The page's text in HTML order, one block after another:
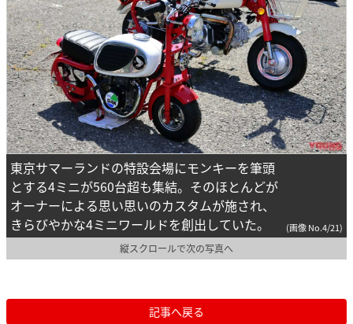
東京サマーランドの特設会場にモンキーを筆頭
とする4ミニが560台超も集結。そのほとんどが
オーナーによる思い思いのカスタムが施され、
きらびやかな4ミニワールドを創出していた。
(画像 No.4/21)
縦スクロールで次の写真へ
記事へ戻る